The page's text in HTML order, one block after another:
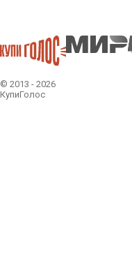
© 2013 - 2026
КупиГолос